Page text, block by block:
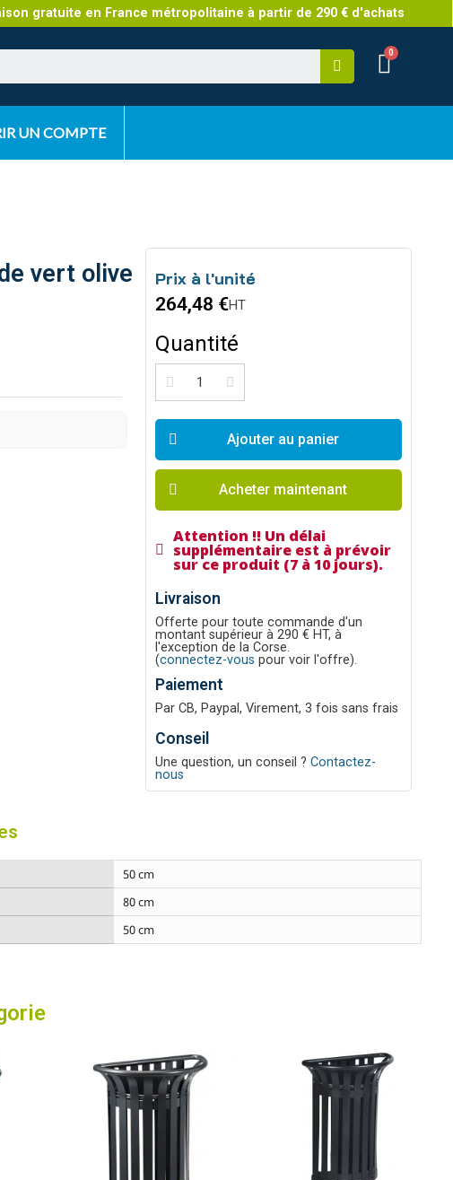
gratuite en France métropolitaine à partir de 290 € d'achats
UN COMPTE
vert olive
Prix à l'unité
264,48 €HT
Quantité
Ajouter au panier
Acheter maintenant
Attention !! Un délai
supplémentaire est à prévoir
sur ce produit (7 à 10 jours).
Livraison
Offerte pour toute commande d'un
montant supérieur à 290 € HT, à
l'exception de la Corse.
(connectez-vous pour voir l'offre).
Paiement
Par CB, Paypal, Virement, 3 fois sans frais
Conseil
Une question, un conseil ?Contactez-
nous
50 cm
80 cm
50 cm